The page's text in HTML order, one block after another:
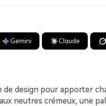
Gemini Claude
design pour apporter
neutres crémeux, une